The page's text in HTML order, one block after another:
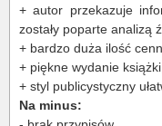
+ autor przekazuje
zostały poparte analizą
+ bardzo duża ilość
+ piękne wydanie
+ styl publicystyczny
Na minus: